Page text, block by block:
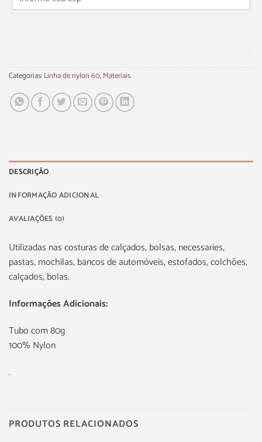
Categorias:Linha de nylon 60,Materiais
DESCRIÇÃO
INFORMAÇÃO ADICIONAL
AVALIAÇÕES (0)
Utilizadas nas costuras de calçados, bolsas, necessaries,
pastas, mochilas, bancos de automóveis, estofados, colchões,
calçados, bolas.
Informações Adicionais:
Tubo com 80g
100% Nylon
.
PRODUTOS RELACIONADOS